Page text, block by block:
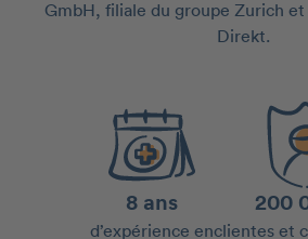
GmbH, filiale du groupe Zurich
Direkt.
8 ans
d’expérience en
200
clientes et